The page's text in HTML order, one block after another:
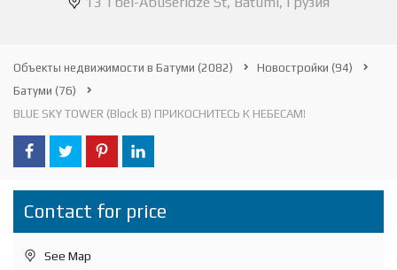
Объекты недвижимости в Батуми (2082) Новостройки (94)
Батуми (76)
BLUE SKY TOWER (Block B) ПРИКОСНИТЕСЬ К НЕБЕСАМ!
Contact for price
See Map